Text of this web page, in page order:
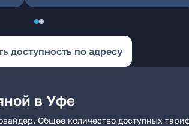
доступность по адресу
в Уфе
Общее количество доступных